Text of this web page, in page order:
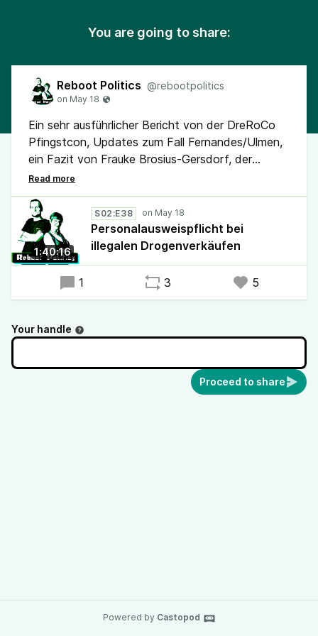
You are going to share:
Reboot Politics @rebootpolitics
Ein sehr ausführlicher Bericht von der DreRoCo
Pfingstcon, Updates zum Fall Fernandes/Ulmen,
ein Fazit von Frauke Brosius-Gersdorf, der
Gegenentwurf der Grünen zur
Polizeirechtsnovelle in Sachsen, Europäische
Alternativen zu Palantir, aktuelle Entwicklungen
zu Alterskontroll-App, ein Drei-Klassen-
Gesundheitssystem, das geplante Aus des Acht-
Stunden-Tages, die Wiedervernässung von
Mooren und vieles mehr gibt es in unserer neuen
Diese wurde am 18. Mai 2026 aufgenommen.
1:40:16
S02:E38
Personalausweispflicht bei
illegalen Drogenverkäufen
1 3 5
Your handle
Proceed to share
Powered by Castopod